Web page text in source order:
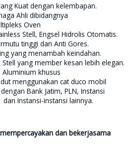
Kuat dengan kelembapan.
Ahli dibidangnya
Oven
Stell, Engsel Hidrolis Otomatis.
tinggi dan Anti Gores.
yang menambah keindahan.
yang member kesan lebih elegan.
Aluminium khusus
menggunakan cat duco mobil
Bank Jatim, PLN, Instansi
Instansi-instansi lainnya.
dan bekerjasama